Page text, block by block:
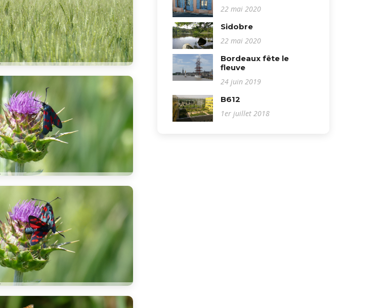
22 mai 2020
Sidobre
22 mai 2020
Bordeaux fête le
fleuve
24 juin 2019
B612
1er juillet 2018